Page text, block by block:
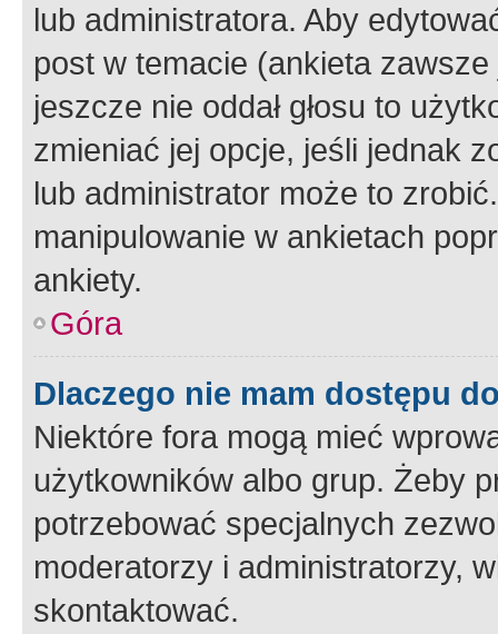
lub administratora. Aby
post w temacie (ankieta
jeszcze nie oddał głosu to
zmieniać jej opcje, jeśli jednak
lub administrator może to
manipulowanie w ankietach
ankiety.
Góra
Dlaczego nie mam dostępu
Niektóre fora mogą mieć
użytkowników albo grup. Żeby
potrzebować specjalnych
moderatorzy i administratorzy,
skontaktować.